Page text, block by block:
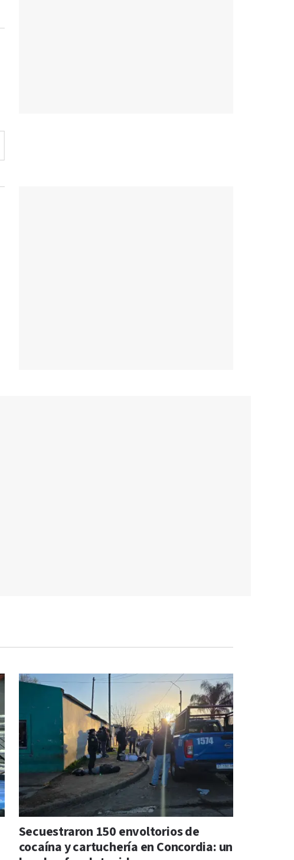
Secuestraron 150 envoltorios de
cocaína y cartuchería en Concordia: un